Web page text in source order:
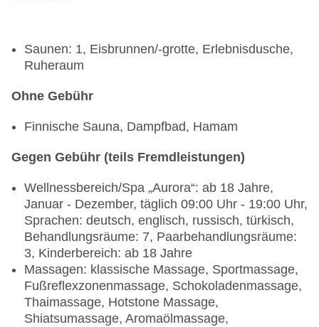
Saunen: 1, Eisbrunnen/-grotte, Erlebnisdusche,
Ruheraum
Ohne Gebühr
Finnische Sauna, Dampfbad, Hamam
Gegen Gebühr (teils Fremdleistungen)
Wellnessbereich/Spa „Aurora“: ab 18 Jahre,
Januar - Dezember, täglich 09:00 Uhr - 19:00 Uhr,
Sprachen: deutsch, englisch, russisch, türkisch,
Behandlungsräume: 7, Paarbehandlungsräume:
3, Kinderbereich: ab 18 Jahre
Massagen: klassische Massage, Sportmassage,
Fußreflexzonenmassage, Schokoladenmassage,
Thaimassage, Hotstone Massage,
Shiatsumassage, Aromaölmassage,